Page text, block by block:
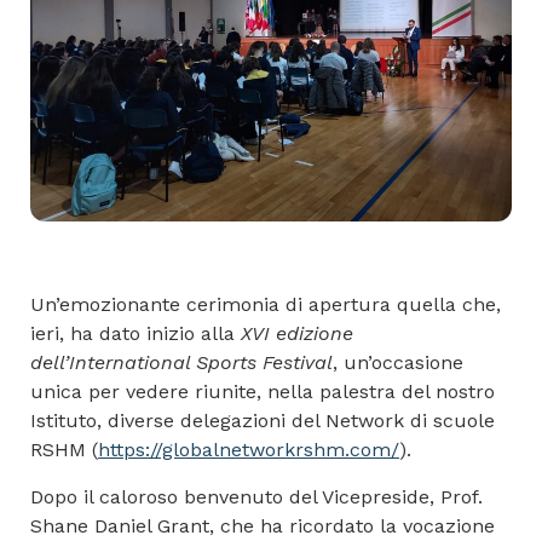
Un’emozionante cerimonia di apertura quella che,
ieri, ha dato inizio alla XVI edizione
dell’International Sports Festival, un’occasione
unica per vedere riunite, nella palestra del nostro
Istituto, diverse delegazioni del Network di scuole
RSHM (https://globalnetworkrshm.com/).
Dopo il caloroso benvenuto del Vicepreside, Prof.
Shane Daniel Grant, che ha ricordato la vocazione